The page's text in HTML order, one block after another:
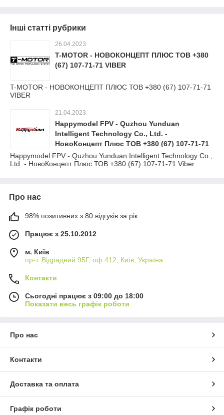
Інші статті рубрики
26.04.2023
T-MOTOR - НОВОКОНЦЕПТ ПЛЮС ТОВ +380
(67) 107-71-71 VIBER
T-MOTOR - НОВОКОНЦЕПТ ПЛЮС ТОВ +380 (67) 107-71-71
VIBER
21.04.2023
Happymodel FPV - Quzhou Yunduan
Intelligent Technology Co., Ltd. -
НовоКонцепт Плюс ТОВ +380 (67) 107-71-71
Viber
Happymodel FPV - Quzhou Yunduan Intelligent Technology Co.,
Ltd. - НовоКонцепт Плюс ТОВ +380 (67) 107-71-71 Viber
Про нас
98% позитивних з 80 відгуків за рік
Працює з 25.10.2012
м. Київ
пр-т. Відрадний 95Г, оф.412, Київ, Україна
Контакти
Сьогодні працює з 09:00 до 18:00
Показати весь графік роботи
Про нас
Контакти
Доставка та оплата
Графік роботи